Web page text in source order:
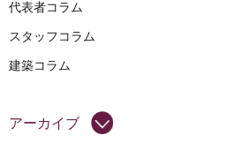
代表者コラム
スタッフコラム
建築コラム
アーカイブ